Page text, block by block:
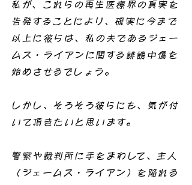
私が、これらの再生医療界の真実を
告発することにより、確実に今まで
以上に彼らは、私の夫であるジェー
ムス・ライアンに関する誹謗中傷を
始めさせるでしょう。
しかし、そろそろ彼らにも、気が付
いて頂きたいと思います。
警察や裁判所に手をまわして、主人
（ジェームス・ライアン）を陥れる